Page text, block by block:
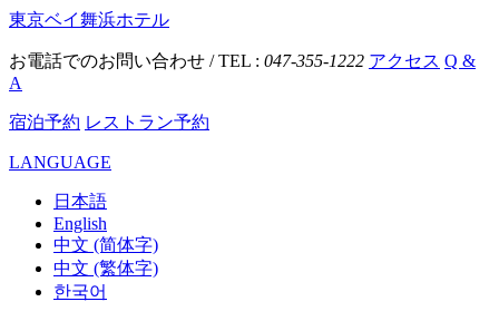
東京ベイ舞浜ホテル
お電話でのお問い合わせ / TEL : 047-355-1222 アクセス Q &
A
宿泊予約 レストラン予約
LANGUAGE
日本語
English
中文 (简体字)
中文 (繁体字)
한국어